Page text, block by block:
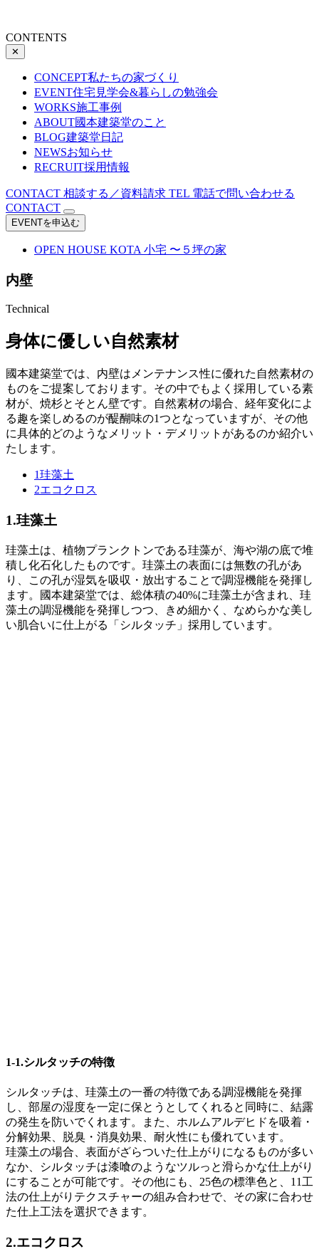
CONTENTS
✕
CONCEPT私たちの家づくり
EVENT住宅見学会&暮らしの勉強会
WORKS施工事例
ABOUT國本建築堂のこと
BLOG建築堂日記
NEWSお知らせ
RECRUIT採用情報
CONTACT 相談する／資料請求 TEL 電話で問い合わせる
CONTACT
EVENTを申込む
OPEN HOUSE KOTA 小宅 〜５坪の家
内壁
Technical
身体に優しい自然素材
國本建築堂では、内壁はメンテナンス性に優れた自然素材の
ものをご提案しております。その中でもよく採用している素
材が、焼杉とそとん壁です。自然素材の場合、経年変化によ
る趣を楽しめるのが醍醐味の1つとなっていますが、その他
に具体的どのようなメリット・デメリットがあるのか紹介い
たします。
1珪藻土
2エコクロス
1.珪藻土
珪藻土は、植物プランクトンである珪藻が、海や湖の底で堆
積し化石化したものです。珪藻土の表面には無数の孔があ
り、この孔が湿気を吸収・放出することで調湿機能を発揮し
ます。國本建築堂では、総体積の40%に珪藻土が含まれ、珪
藻土の調湿機能を発揮しつつ、きめ細かく、なめらかな美し
い肌合いに仕上がる「シルタッチ」採用しています。
1-1.シルタッチの特徴
シルタッチは、珪藻土の一番の特徴である調湿機能を発揮
し、部屋の湿度を一定に保とうとしてくれると同時に、結露
の発生を防いでくれます。また、ホルムアルデヒドを吸着・
分解効果、脱臭・消臭効果、耐火性にも優れています。
珪藻土の場合、表面がざらついた仕上がりになるものが多い
なか、シルタッチは漆喰のようなツルっと滑らかな仕上がり
にすることが可能です。その他にも、25色の標準色と、11工
法の仕上がりテクスチャーの組み合わせで、その家に合わせ
た仕上工法を選択できます。
2.エコクロス